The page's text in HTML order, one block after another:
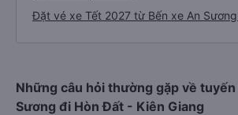
Đặt vé xe Tết 2027 từ Bến xe An
Những câu hỏi thường gặp về
Sương đi Hòn Đất - Kiên Giang